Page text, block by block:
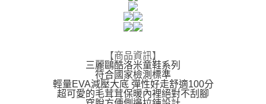
【商品資訊】
三麗鷗酷洛米童鞋系列
符合國家檢測標準
輕量EVA減壓大底 彈性好走舒適100分
超可愛的毛茸茸保暖內裡絕對不刮腳